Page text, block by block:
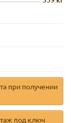
при получении
под ключ